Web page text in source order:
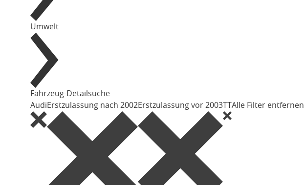
Umwelt
Fahrzeug-Detailsuche
AudiErstzulassung nach 2002Erstzulassung vor 2003TTAlle Filter entfernen